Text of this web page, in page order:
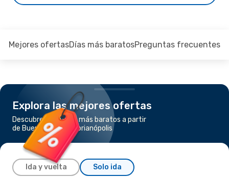
Mejores ofertasDías más baratosPreguntas frecuentes
Explora las mejores ofertas
Descubre los vuelos más baratos a partir
de Buenos Aires a Florianópolis
Ida y vuelta Solo ida